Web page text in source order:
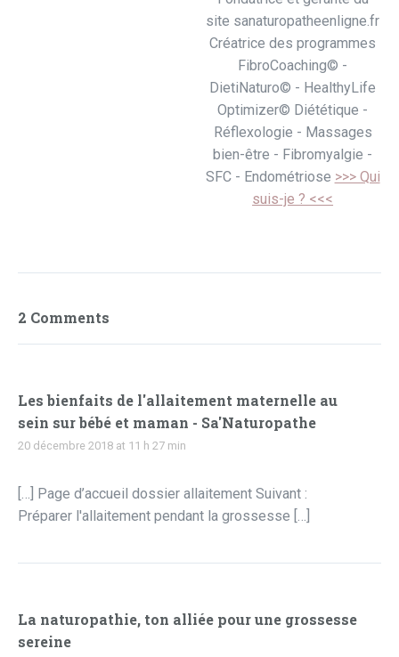
site sanaturopatheenligne.fr
Créatrice des programmes
FibroCoaching© -
DietiNaturo© - HealthyLife
Optimizer© Diététique -
Réflexologie - Massages
bien-être - Fibromyalgie -
SFC - Endométriose >>> Qui
suis-je ? <<<
2 Comments
Les bienfaits de l'allaitement maternelle au
sein sur bébé et maman - Sa'Naturopathe
20 décembre 2018 at 11 h 27 min
[…] Page d’accueil dossier allaitement Suivant :
Préparer l'allaitement pendant la grossesse […]
La naturopathie, ton alliée pour une grossesse
sereine